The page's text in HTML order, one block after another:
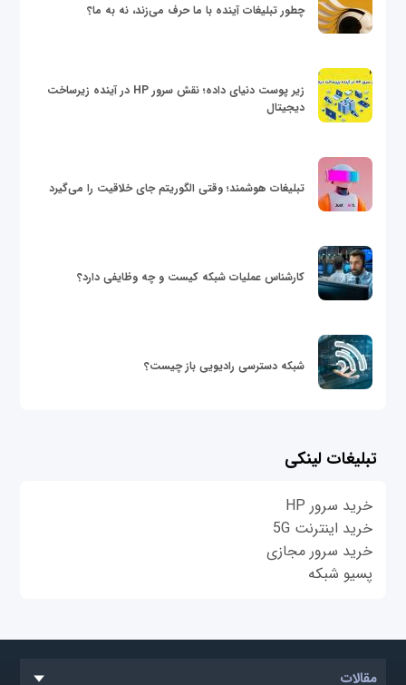
چطور تبلیغات آینده با ما حرف می‌زند، نه به ما؟
زیر پوست دنیای داده؛ نقش سرور HP در آینده زیرساخت
دیجیتال
تبلیغات هوشمند؛ وقتی الگوریتم جای خلاقیت را می‌گیرد
کارشناس عملیات شبکه کیست و چه وظایفی دارد؟
شبکه دسترسی رادیویی باز چیست؟
تبلیغات لینکی
خرید سرور HP
خرید اینترنت 5G
خرید سرور مجازی
پسیو شبکه
مقالات